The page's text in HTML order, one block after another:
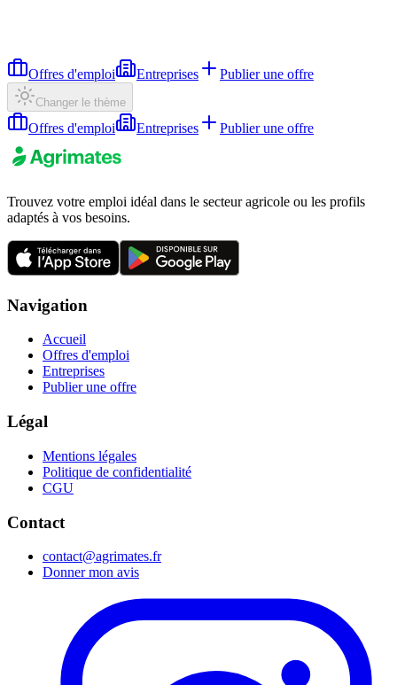
Offres d'emploi Entreprises Publier une offre
Changer le thème
Offres d'emploi Entreprises Publier une offre
Trouvez votre emploi idéal dans le secteur agricole ou les profils
adaptés à vos besoins.
Navigation
Accueil
Offres d'emploi
Entreprises
Publier une offre
Légal
Mentions légales
Politique de confidentialité
CGU
Contact
contact@agrimates.fr
Donner mon avis